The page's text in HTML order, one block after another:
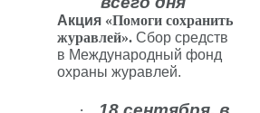
Акция «Помоги сохранить
журавлей». Сбор средств
в Международный фонд
охраны журавлей.